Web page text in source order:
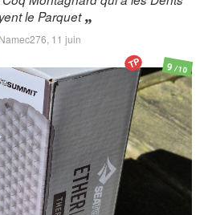
le Parquet
Namec276, 11 juin
9/10
TP